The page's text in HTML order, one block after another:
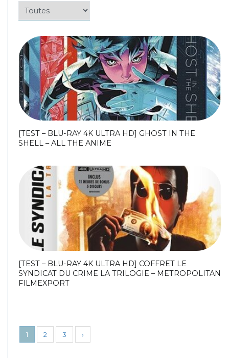
[TEST – BLU-RAY 4K ULTRA HD] GHOST IN THE
SHELL – ALL THE ANIME
[TEST – BLU-RAY 4K ULTRA HD] COFFRET LE
SYNDICAT DU CRIME LA TRILOGIE – METROPOLITAN
FILMEXPORT
1 2 3 ›